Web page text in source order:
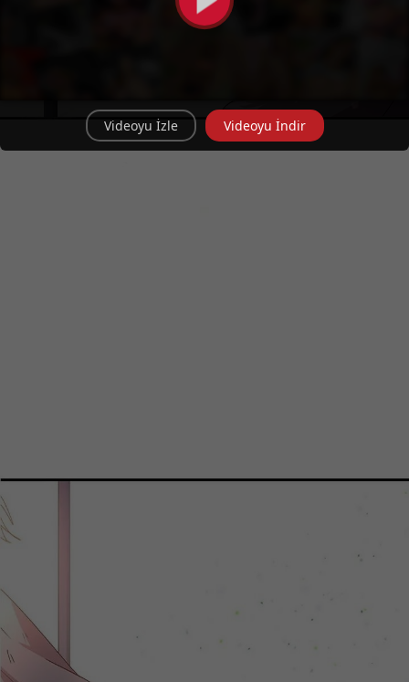
Videoyu İzle Videoyu İndir